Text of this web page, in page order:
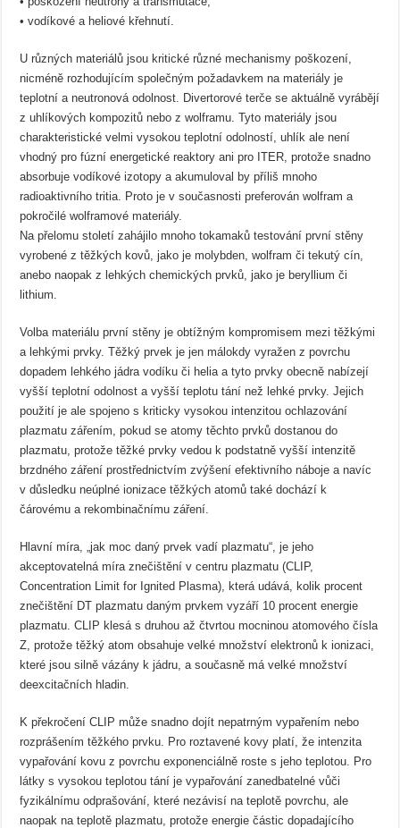
• vodíkové a heliové křehnutí.
U různých materiálů jsou kritické různé mechanismy poškození,
nicméně rozhodujícím společným požadavkem na materiály je
teplotní a neutronová odolnost. Divertorové terče se aktuálně vyrábějí
z uhlíkových kompozitů nebo z wolframu. Tyto materiály jsou
charakteristické velmi vysokou teplotní odolností, uhlík ale není
vhodný pro fúzní energetické reaktory ani pro ITER, protože snadno
absorbuje vodíkové izotopy a akumuloval by příliš mnoho
radioaktivního tritia. Proto je v současnosti preferován wolfram a
pokročilé wolframové materiály.
Na přelomu století zahájilo mnoho tokamaků testování první stěny
vyrobené z těžkých kovů, jako je molybden, wolfram či tekutý cín,
anebo naopak z lehkých chemických prvků, jako je beryllium či
lithium.
Volba materiálu první stěny je obtížným kompromisem mezi těžkými
a lehkými prvky. Těžký prvek je jen málokdy vyražen z povrchu
dopadem lehkého jádra vodíku či helia a tyto prvky obecně nabízejí
vyšší teplotní odolnost a vyšší teplotu tání než lehké prvky. Jejich
použití je ale spojeno s kriticky vysokou intenzitou ochlazování
plazmatu zářením, pokud se atomy těchto prvků dostanou do
plazmatu, protože těžké prvky vedou k podstatně vyšší intenzitě
brzdného záření prostřednictvím zvýšení efektivního náboje a navíc
v důsledku neúplné ionizace těžkých atomů také dochází k
čárovému a rekombinačnímu záření.
Hlavní míra, „jak moc daný prvek vadí plazmatu“, je jeho
akceptovatelná míra znečištění v centru plazmatu (CLIP,
Concentration Limit for Ignited Plasma), která udává, kolik procent
znečištění DT plazmatu daným prvkem vyzáří 10 procent energie
plazmatu. CLIP klesá s druhou až čtvrtou mocninou atomového čísla
Z, protože těžký atom obsahuje velké množství elektronů k ionizaci,
které jsou silně vázány k jádru, a současně má velké množství
deexcitačních hladin.
K překročení CLIP může snadno dojít nepatrným vypařením nebo
rozprášením těžkého prvku. Pro roztavené kovy platí, že intenzita
vypařování kovu z povrchu exponenciálně roste s jeho teplotou. Pro
látky s vysokou teplotou tání je vypařování zanedbatelné vůči
fyzikálnímu odprašování, které nezávisí na teplotě povrchu, ale
naopak na teplotě plazmatu, protože energie částic dopadajícího